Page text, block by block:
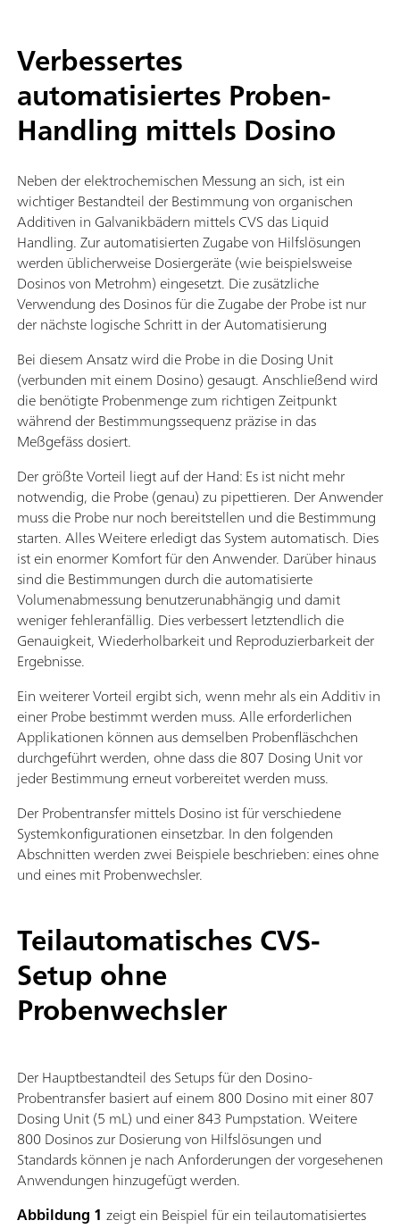
Verbessertes
automatisiertes Proben-
Handling mittels Dosino
Neben der elektrochemischen Messung an sich, ist ein
wichtiger Bestandteil der Bestimmung von organischen
Additiven in Galvanikbädern mittels CVS das Liquid
Handling. Zur automatisierten Zugabe von Hilfslösungen
werden üblicherweise Dosiergeräte (wie beispielsweise
Dosinos von Metrohm) eingesetzt. Die zusätzliche
Verwendung des Dosinos für die Zugabe der Probe ist nur
der nächste logische Schritt in der Automatisierung
Bei diesem Ansatz wird die Probe in die Dosing Unit
(verbunden mit einem Dosino) gesaugt. Anschließend wird
die benötigte Probenmenge zum richtigen Zeitpunkt
während der Bestimmungssequenz präzise in das
Meßgefäss dosiert.
Der größte Vorteil liegt auf der Hand: Es ist nicht mehr
notwendig, die Probe (genau) zu pipettieren. Der Anwender
muss die Probe nur noch bereitstellen und die Bestimmung
starten. Alles Weitere erledigt das System automatisch. Dies
ist ein enormer Komfort für den Anwender. Darüber hinaus
sind die Bestimmungen durch die automatisierte
Volumenabmessung benutzerunabhängig und damit
weniger fehleranfällig. Dies verbessert letztendlich die
Genauigkeit, Wiederholbarkeit und Reproduzierbarkeit der
Ergebnisse.
Ein weiterer Vorteil ergibt sich, wenn mehr als ein Additiv in
einer Probe bestimmt werden muss. Alle erforderlichen
Applikationen können aus demselben Probenfläschchen
durchgeführt werden, ohne dass die 807 Dosing Unit vor
jeder Bestimmung erneut vorbereitet werden muss.
Der Probentransfer mittels Dosino ist für verschiedene
Systemkonfigurationen einsetzbar. In den folgenden
Abschnitten werden zwei Beispiele beschrieben: eines ohne
und eines mit Probenwechsler.
Teilautomatisches CVS-
Setup ohne
Probenwechsler
Der Hauptbestandteil des Setups für den Dosino-
Probentransfer basiert auf einem 800 Dosino mit einer 807
Dosing Unit (5 mL) und einer 843 Pumpstation. Weitere
800 Dosinos zur Dosierung von Hilfslösungen und
Standards können je nach Anforderungen der vorgesehenen
Anwendungen hinzugefügt werden.
Abbildung 1 zeigt ein Beispiel für ein teilautomatisiertes